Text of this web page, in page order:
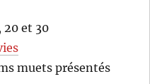
20 et 30
muets présentés